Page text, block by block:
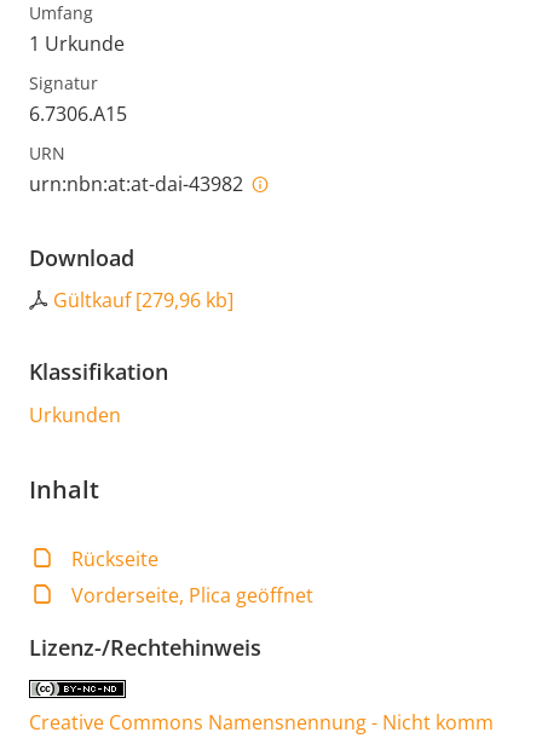
Umfang
1 Urkunde
Signatur
6.7306.A15
URN
urn:nbn:at:at-dai-43982
Download
Gültkauf[279,96 kb]
Klassifikation
Urkunden
Inhalt
Rückseite
Vorderseite, Plica geöffnet
Lizenz-/Rechtehinweis
Creative Commons Namensnennung - Nicht komm